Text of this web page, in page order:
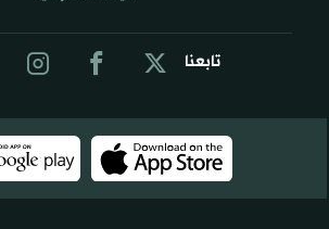
تابعنا